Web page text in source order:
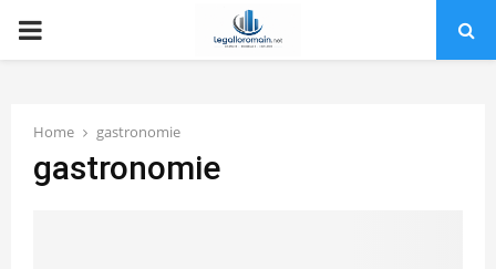
PRIMARY
Home gastronomie
gastronomie